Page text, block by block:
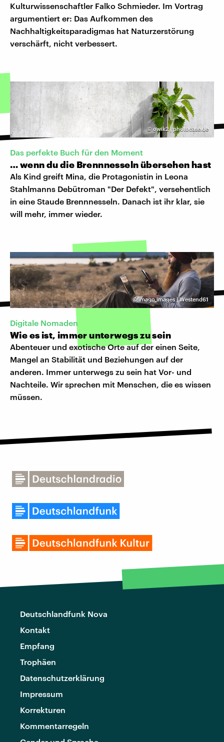
Kulturwissenschaftler Falko Schmieder. Im Vortrag
argumentiert er: Das Aufkommen des
Nachhaltigkeitsparadigmas hat Naturzerstörung
verschärft, nicht verbessert.
©owik2 | photocase.de
Das perfekte Buch für den Moment
… wenn du die Brennnesseln übersehen hast
Als Kind greift Mina, die Protagonistin in Leona
Stahlmanns Debütroman "Der Defekt", versehentlich
in eine Staude Brennnesseln. Danach ist ihr klar, sie
will mehr, immer wieder.
©imago images | Westend61
Digitale Nomaden
Wie es ist, immer unterwegs zu sein
Abenteuer und exotische Orte auf der einen Seite,
Mangel an Stabilität und Beziehungen auf der
anderen. Immer unterwegs zu sein hat Vor- und
Nachteile. Wir sprechen mit Menschen, die es wissen
müssen.
Deutschlandfunk Nova
Kontakt
Empfang
Trophäen
Datenschutzerklärung
Impressum
Korrekturen
Kommentarregeln